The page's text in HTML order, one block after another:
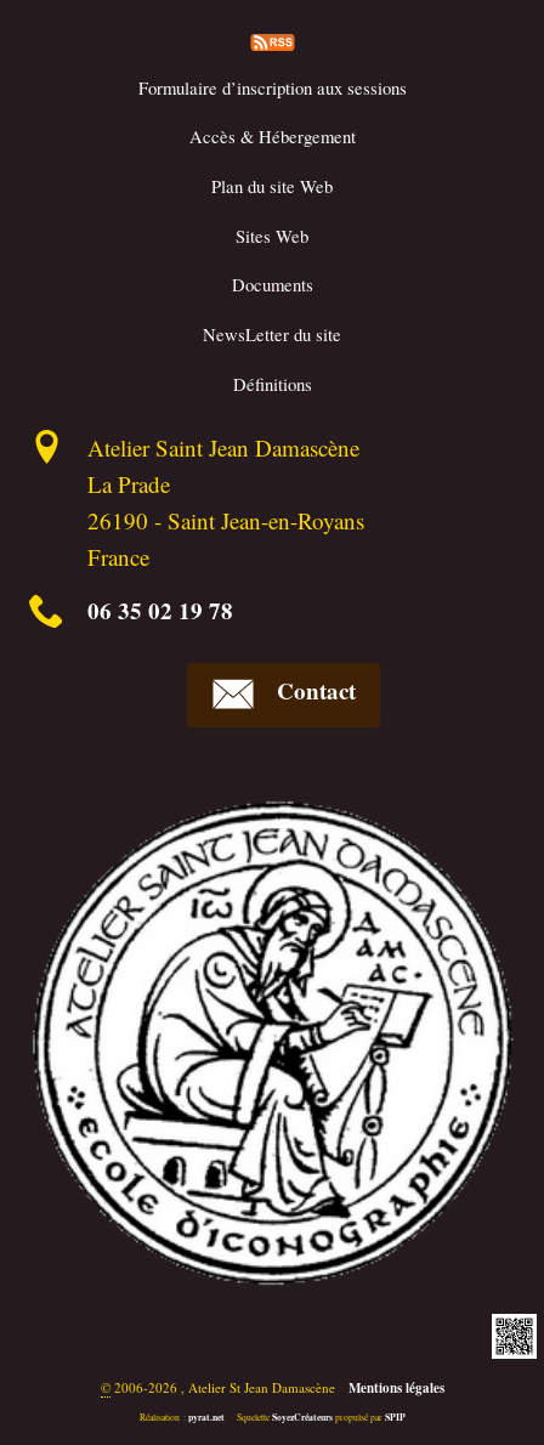
Formulaire d’inscription aux sessions
Accès & Hébergement
Plan du site Web
Sites Web
Documents
NewsLetter du site
Définitions
Atelier Saint Jean Damascène
La Prade
26190 -Saint Jean-en-Royans
France
06 35 02 19 78
Contact
©2006-2026 , Atelier St Jean Damascène • Mentions légales
Réalisation : pyrat.net • Squelette SoyezCréateurspropulsé par SPIP